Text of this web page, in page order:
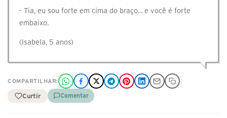
- Tia, eu sou forte em cima do braço... e você é forte
embaixo.
(Isabela, 5 anos)
COMPARTILHAR:
Curtir Comentar